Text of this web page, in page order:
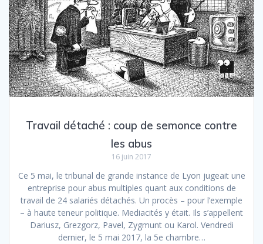
Travail détaché : coup de semonce contre
les abus
16 juin 2017
Ce 5 mai, le tribunal de grande instance de Lyon jugeait une
entreprise pour abus multiples quant aux conditions de
travail de 24 salariés détachés. Un procès – pour l’exemple
– à haute teneur politique. Mediacités y était. Ils s’appellent
Dariusz, Grezgorz, Pavel, Zygmunt ou Karol. Vendredi
dernier, le 5 mai 2017, la 5e chambre…